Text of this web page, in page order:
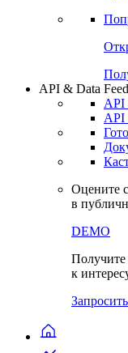
API & Data Feed
API
API
Оцените
в
DEMO
к